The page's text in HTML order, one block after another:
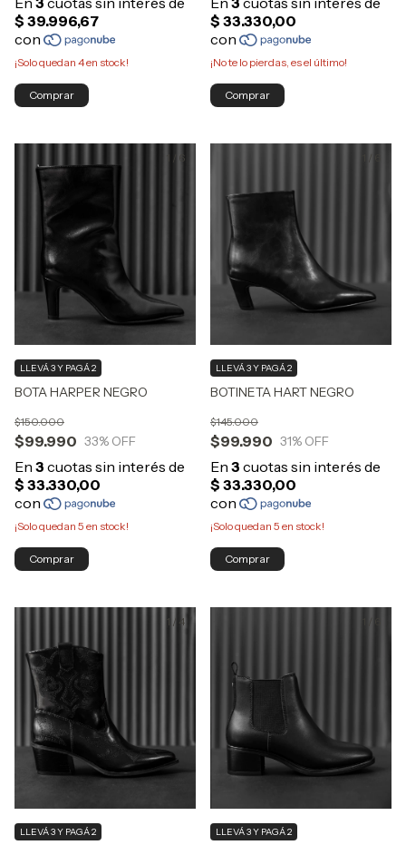
¡Solo quedan 4en stock!
Comprar
¡No te lo pierdas, es el último!
Comprar
6
BOTA HARPER NEGRO
$99.990
$150.000
33% OFF
LLEVÁ 3 Y PAGÁ 2
¡Solo quedan 5 en stock!
Comprar
/
BOTINETA HART NEGRO
$99.990
$145.000
31% OFF
LLEVÁ 3 Y PAGÁ 2
¡Solo quedan 5 en stock!
Comprar
1 / 4
LLEVÁ 3 Y PAGÁ 2
/
LLEVÁ 3 Y PAGÁ 2